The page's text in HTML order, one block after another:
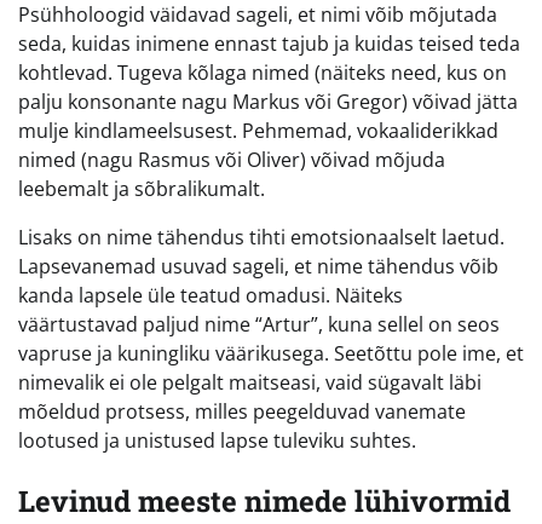
Psühholoogid väidavad sageli, et nimi võib mõjutada
seda, kuidas inimene ennast tajub ja kuidas teised teda
kohtlevad. Tugeva kõlaga nimed (näiteks need, kus on
palju konsonante nagu Markus või Gregor) võivad jätta
mulje kindlameelsusest. Pehmemad, vokaaliderikkad
nimed (nagu Rasmus või Oliver) võivad mõjuda
leebemalt ja sõbralikumalt.
Lisaks on nime tähendus tihti emotsionaalselt laetud.
Lapsevanemad usuvad sageli, et nime tähendus võib
kanda lapsele üle teatud omadusi. Näiteks
väärtustavad paljud nime “Artur”, kuna sellel on seos
vapruse ja kuningliku väärikusega. Seetõttu pole ime, et
nimevalik ei ole pelgalt maitseasi, vaid sügavalt läbi
mõeldud protsess, milles peegelduvad vanemate
lootused ja unistused lapse tuleviku suhtes.
Levinud meeste nimede lühivormid